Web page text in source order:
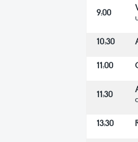
9:00
10:30
11:00
11:30
13:30